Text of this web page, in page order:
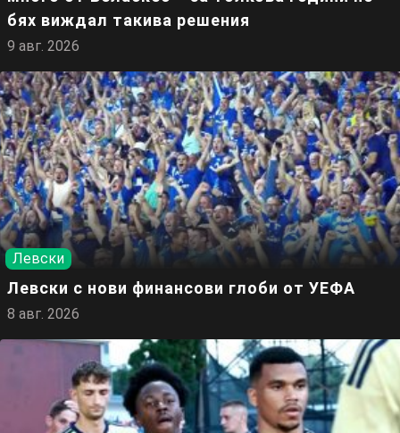
бях виждал такива решения
9 авг. 2026
Левски
Левски с нови финансови глоби от УЕФА
8 авг. 2026